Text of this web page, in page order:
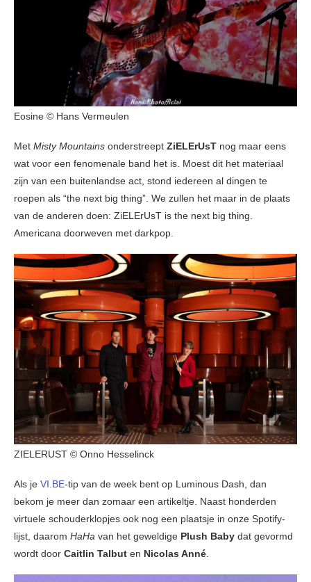
Eosine © Hans Vermeulen
Met Misty Mountains onderstreept ZiELErUsT nog maar eens
wat voor een fenomenale band het is. Moest dit het materiaal
zijn van een buitenlandse act, stond iedereen al dingen te
roepen als “the next big thing”. We zullen het maar in de plaats
van de anderen doen: ZiELErUsT is the next big thing.
Americana doorweven met darkpop.
ZIELERUST © Onno Hesselinck
Als je VI.BE-tip van de week bent op Luminous Dash, dan
bekom je meer dan zomaar een artikeltje. Naast honderden
virtuele schouderklopjes ook nog een plaatsje in onze Spotify-
lijst, daarom HaHa van het geweldige Plush Baby dat gevormd
wordt door Caitlin Talbut en Nicolas Anné.